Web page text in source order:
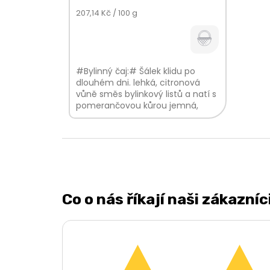
Měrná
207,14 Kč / 100 g
#Bylinný čaj:# Šálek klidu po
dlouhém dni. lehká, citronová
vůně směs bylinkový listů a natí s
pomerančovou kůrou jemná,
citrusová chuť V...
Co o nás říkají naši